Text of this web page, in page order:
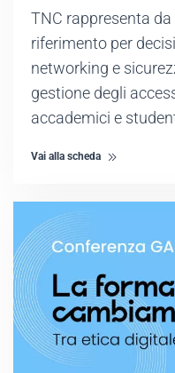
TNC rappresenta
riferimento per
networking e
gestione degli
accademici e
Vai alla scheda